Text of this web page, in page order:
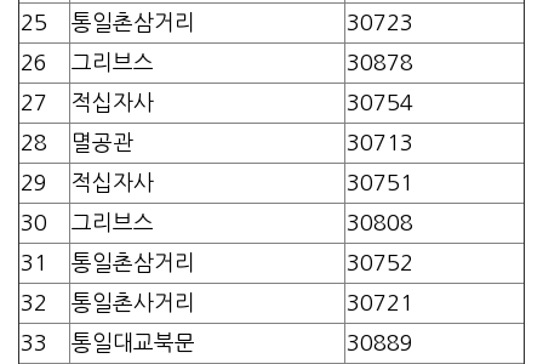
25
통일촌삼거리
30723
26
그리브스
30878
27
적십자사
30754
28
멸공관
30713
29
적십자사
30751
30
그리브스
30808
31
통일촌삼거리
30752
32
통일촌사거리
30721
33
통일대교북문
30889